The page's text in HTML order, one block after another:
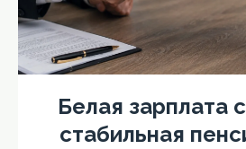
Белая зарплата
стабильная